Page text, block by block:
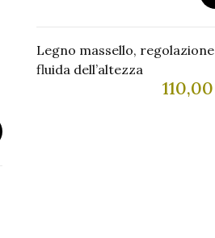
Legno massello, regolazione
fluida dell’altezza
110,00